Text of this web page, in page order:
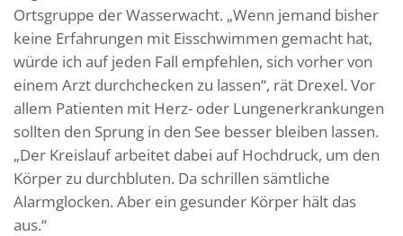
Ortsgruppe der Wasserwacht. „Wenn jemand bisher
keine Erfahrungen mit Eisschwimmen gemacht hat,
würde ich auf jeden Fall empfehlen, sich vorher von
einem Arzt durchchecken zu lassen“, rät Drexel. Vor
allem Patienten mit Herz- oder Lungenerkrankungen
sollten den Sprung in den See besser bleiben lassen.
„Der Kreislauf arbeitet dabei auf Hochdruck, um den
Körper zu durchbluten. Da schrillen sämtliche
Alarmglocken. Aber ein gesunder Körper hält das
aus.“